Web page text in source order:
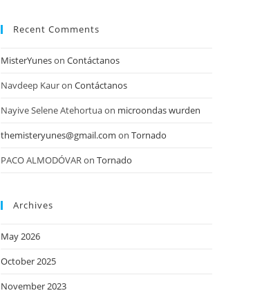
Recent Comments
MisterYuneson Contáctanos
Navdeep Kauron Contáctanos
Nayive Selene Atehortuaon microondas wurden
themisteryunes@gmail.com on Tornado
PACO ALMODÓVARon Tornado
Archives
May 2026
October 2025
November 2023